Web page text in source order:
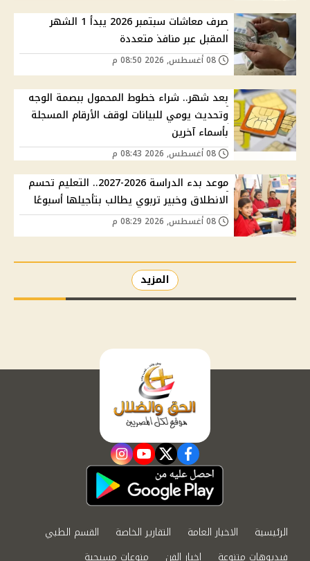
صرف معاشات سبتمبر 2026 يبدأ 1 الشهر
المقبل عبر منافذ متعددة
بعد شهر.. شراء خطوط المحمول ببصمة الوجه
وتحديث يومي للبيانات لوقف الأرقام المسجلة
بأسماء آخرين
موعد بدء الدراسة 2026-2027.. التعليم تحسم
الانطلاق وخبير تربوي يطالب بتأجيلها أسبوعًا
المزيد
facebook
twitter
youtube
instagram
الرئيسية الاخبار العامة التقارير الخاصة
القسم الطبي
فيديوهات متنوعة
اخبار الفن منوعات مسيحية